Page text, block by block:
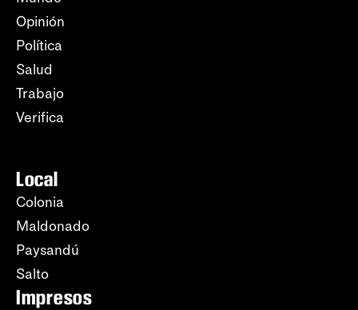
Opinión
Política
Salud
Trabajo
Verifica
Local
Colonia
Maldonado
Paysandú
Salto
Impresos